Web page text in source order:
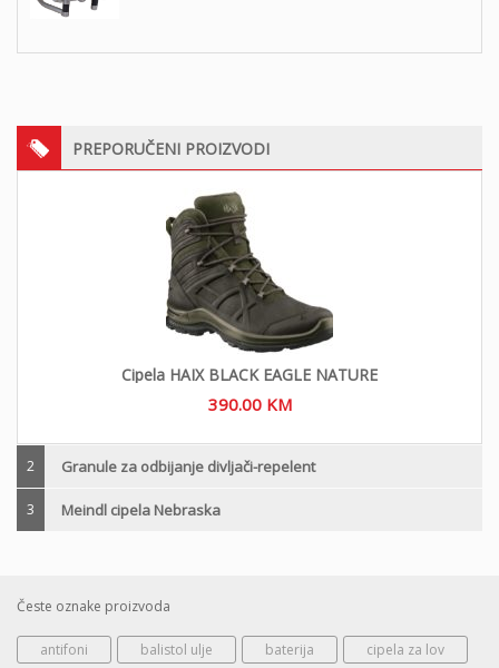
PREPORUČENI PROIZVODI
Cipela HAIX BLACK EAGLE NATURE
390.00 KM
2 Granule za odbijanje divljači-repelent
3 Meindl cipela Nebraska
Česte oznake proizvoda
antifoni balistol ulje baterija
cipela za lov